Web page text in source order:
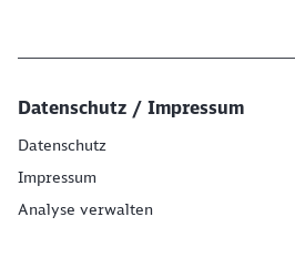
Datenschutz / Impressum
Datenschutz
Impressum
Analyse verwalten